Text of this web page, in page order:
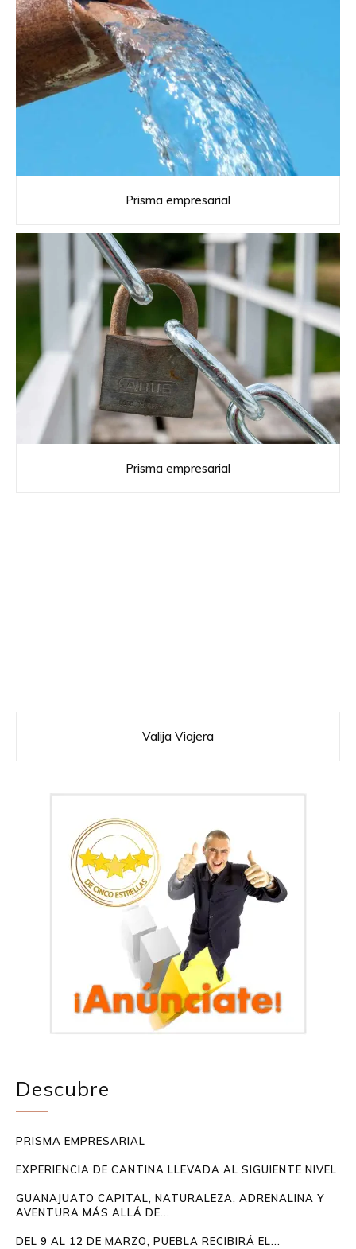
Prisma empresarial
Prisma empresarial
Valija Viajera
Descubre
PRISMA EMPRESARIAL
EXPERIENCIA DE CANTINA LLEVADA AL SIGUIENTE NIVEL
GUANAJUATO CAPITAL, NATURALEZA, ADRENALINA Y
AVENTURA MÁS ALLÁ DE...
DEL 9 AL 12 DE MARZO, PUEBLA RECIBIRÁ EL...